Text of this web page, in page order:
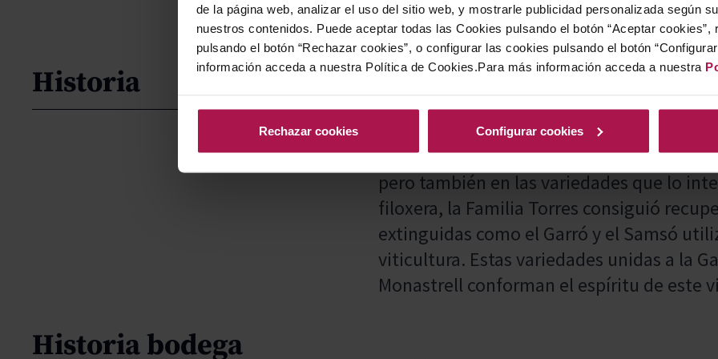
de la página web, analizar el uso del sitio web, y mostrarle publicidad personalizada según
nuestros contenidos. Puede aceptar todas las Cookies pulsando el botón “Aceptar cookies”,
pulsando el botón “Rechazar cookies”, o configurar las cookies pulsando el botón
información acceda a nuestra Política de Cookies.Para más información acceda a nuestra
Rechazar cookies Configurar cookies
y pimienta). Servir a 17-18ºC.
Historia
Este vino de finca debe su nombre a las
de Poblet de las guerras y los
Grans Muralles se encuentra en los
pero también en las variedades que lo
filoxera, la Familia Torres consiguió
extinguidas como el Garró y el Samsó
viticultura. Estas variedades unidas a la
Monastrell conforman el espíritu de este
Historia bodega